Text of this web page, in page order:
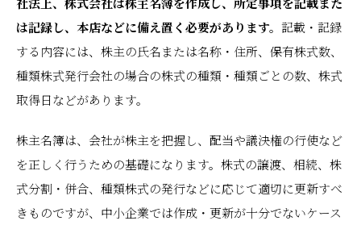
は記録し、本店などに備え置く必要があります。 記載・記録
する内容には、株主の氏名または名称・住所、保有株式数、
種類株式発行会社の場合の株式の種類・種類ごとの数、株式
取得日などがあります。
株主名簿は、会社が株主を把握し、配当や議決権の行使など
を正しく行うための基礎になります。株式の譲渡、相続、株
式分割・併合、種類株式の発行などに応じて適切に更新すべ
きものですが、中小企業では作成・更新が十分でないケース